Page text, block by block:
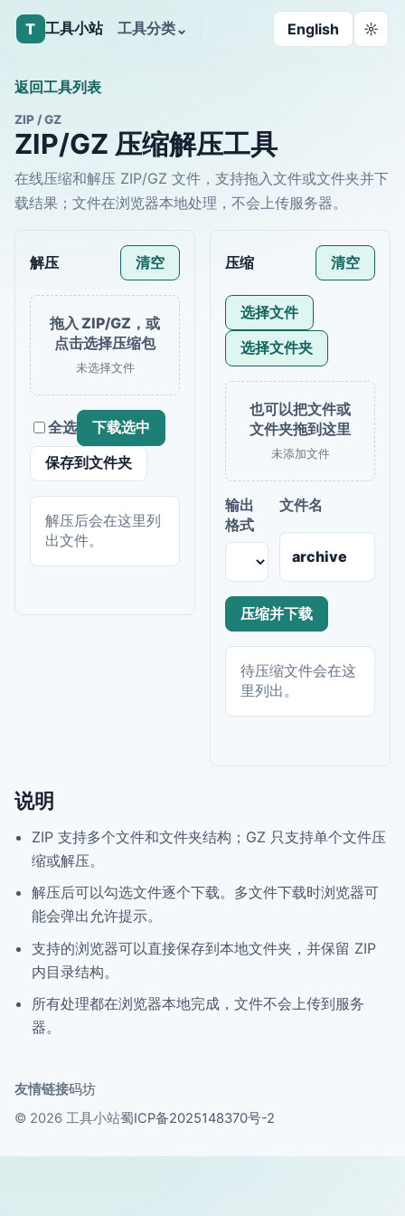
T 工具小站 工具分类⌄ English ☼
返回工具列表
ZIP / GZ
ZIP/GZ 压缩解压工具
在线压缩和解压 ZIP/GZ 文件，支持拖入文件或文件夹并下
载结果；文件在浏览器本地处理，不会上传服务器。
解压 清空
拖入 ZIP/GZ，或
点击选择压缩包
未选择文件
全选
下载选中
保存到文件夹
解压后会在这里列
出文件。
压缩 清空
选择文件
选择文件夹
也可以把文件或
文件夹拖到这里
未添加文件
输出
格式
文件名
压缩并下载
待压缩文件会在这
里列出。
说明
ZIP 支持多个文件和文件夹结构；GZ 只支持单个文件压
缩或解压。
解压后可以勾选文件逐个下载。多文件下载时浏览器可
能会弹出允许提示。
支持的浏览器可以直接保存到本地文件夹，并保留 ZIP
内目录结构。
所有处理都在浏览器本地完成，文件不会上传到服务
器。
友情链接码坊
© 2026 工具小站蜀ICP备2025148370号-2